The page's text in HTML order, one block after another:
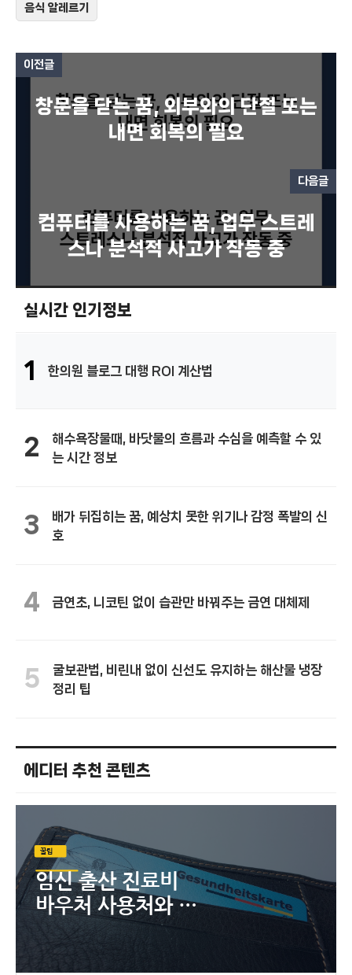
음식 알레르기
이전글
창문을 닫는 꿈, 외부와의 단절 또는
내면 회복의 필요
다음글
컴퓨터를 사용하는 꿈, 업무 스트레
스나 분석적 사고가 작동 중
실시간 인기정보
1 한의원 블로그 대행 ROI 계산법
2
해수욕장물때, 바닷물의 흐름과 수심을 예측할 수 있
는 시간 정보
3
배가 뒤집히는 꿈, 예상치 못한 위기나 감정 폭발의 신
호
4 금연초, 니코틴 없이 습관만 바꿔주는 금연 대체제
5
굴보관법, 비린내 없이 신선도 유지하는 해산물 냉장
정리 팁
에디터 추천 콘텐츠